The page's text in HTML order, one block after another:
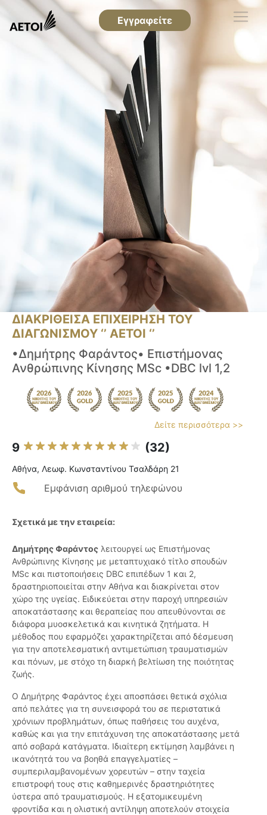
Εγγραφείτε
ΔΙΑΚΡΙΘΕΙΣΑ ΕΠΙΧΕΙΡΗΣΗ ΤΟΥ
ΔΙΑΓΩΝΙΣΜΟΥ ‘’ ΑΕΤΟΙ ‘’
•Δημήτρης Φαράντος• Επιστήμονας
Ανθρώπινης Κίνησης MSc •DBC lvl 1,2
Δείτε περισσότερα >>
9 (32)
Αθήνα, Λεωφ. Κωνσταντίνου Τσαλδάρη 21
Εμφάνιση αριθμού τηλεφώνου
Σχετικά με την εταιρεία:
Δημήτρης Φαράντος λειτουργεί ως Επιστήμονας
Ανθρώπινης Κίνησης με μεταπτυχιακό τίτλο σπουδών
MSc και πιστοποιήσεις DBC επιπέδων 1 και 2,
δραστηριοποιείται στην Αθήνα και διακρίνεται στον
χώρο της υγείας. Ειδικεύεται στην παροχή υπηρεσιών
αποκατάστασης και θεραπείας που απευθύνονται σε
διάφορα μυοσκελετικά και κινητικά ζητήματα. Η
μέθοδος που εφαρμόζει χαρακτηρίζεται από δέσμευση
για την αποτελεσματική αντιμετώπιση τραυματισμών
και πόνων, με στόχο τη διαρκή βελτίωση της ποιότητας
ζωής.
Ο Δημήτρης Φαράντος έχει αποσπάσει θετικά σχόλια
από πελάτες για τη συνεισφορά του σε περιστατικά
χρόνιων προβλημάτων, όπως παθήσεις του αυχένα,
καθώς και για την επιτάχυνση της αποκατάστασης μετά
από σοβαρά κατάγματα. Ιδιαίτερη εκτίμηση λαμβάνει η
ικανότητά του να βοηθά επαγγελματίες –
συμπεριλαμβανομένων χορευτών – στην ταχεία
επιστροφή τους στις καθημερινές δραστηριότητες
ύστερα από τραυματισμούς. Η εξατομικευμένη
φροντίδα και η ολιστική αντίληψη αποτελούν στοιχεία